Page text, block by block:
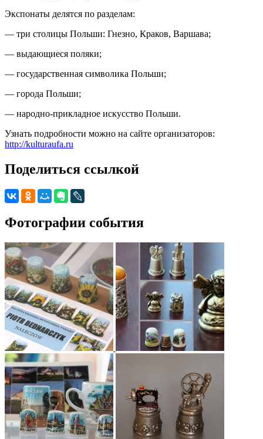
Экспонаты делятся по разделам:
— три столицы Польши: Гнезно, Краков, Варшава;
— выдающиеся поляки;
— государственная символика Польши;
— города Польши;
— народно-прикладное искусство Польши.
Узнать подробности можно на сайте организаторов:
http://kulturaufa.ru
Поделиться ссылкой
Фотографии события